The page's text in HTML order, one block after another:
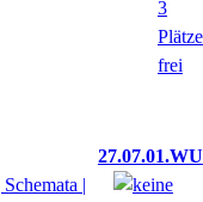
27.07.01.WU
|